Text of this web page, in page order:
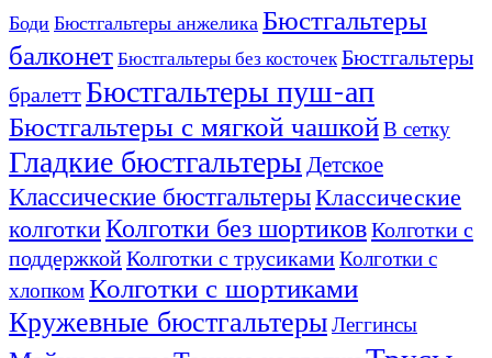
товара.
Боди Бюстгальтеры анжелика Бюстгальтеры
балконет Бюстгальтеры без косточек Бюстгальтеры
бралетт Бюстгальтеры пуш-ап
Бюстгальтеры с мягкой чашкойВ сетку
Гладкие бюстгальтеры Детское
Классические бюстгальтерыКлассические
колготкиКолготки без шортиковКолготки с
поддержкойКолготки с трусикамиКолготки с
хлопкомКолготки с шортиками
Кружевные бюстгальтерыЛеггинсы